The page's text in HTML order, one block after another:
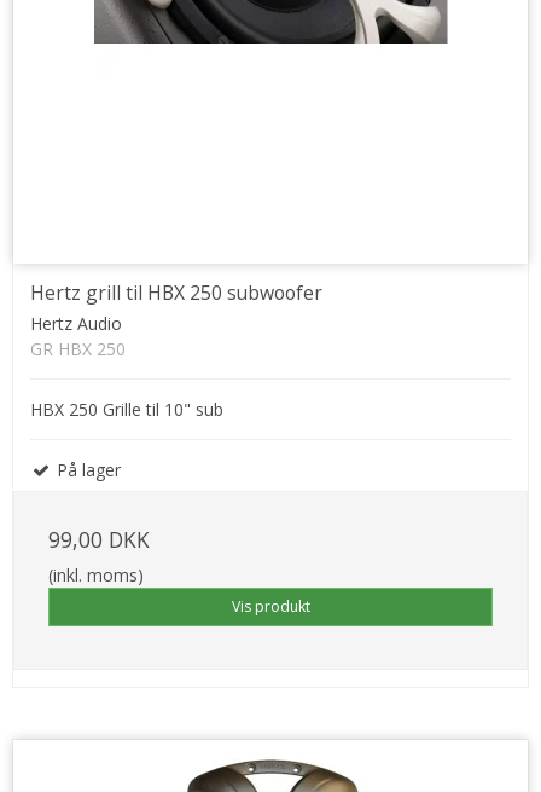
Hertz grill til HBX 250 subwoofer
Hertz Audio
GR HBX 250
HBX 250 Grille til 10" sub
På lager
99,00 DKK
(inkl. moms)
Vis produkt